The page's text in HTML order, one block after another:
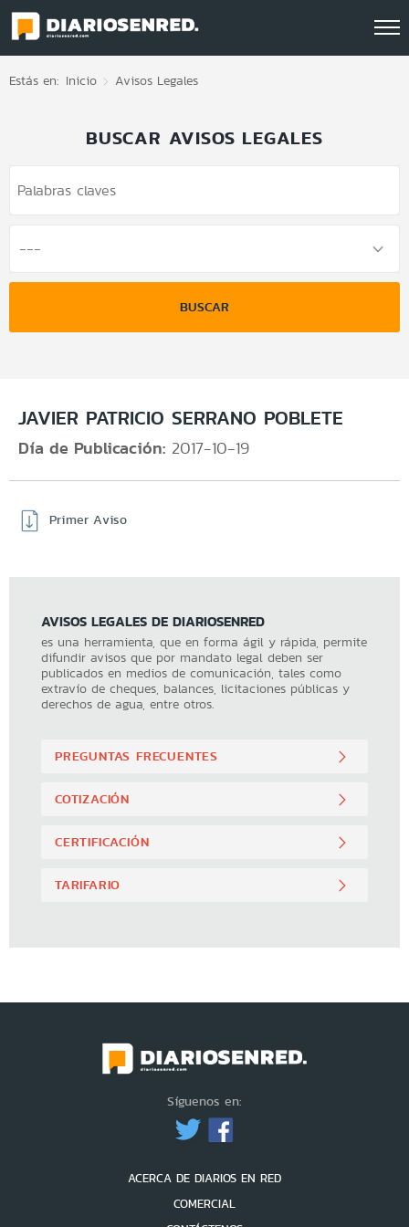
Click acá para ir directamente al contenido
Estás en: Inicio Avisos Legales
BUSCAR AVISOS LEGALES
BUSCAR
JAVIER PATRICIO SERRANO POBLETE
Día de Publicación: 2017-10-19
Primer Aviso
AVISOS LEGALES DE DIARIOSENRED
es una herramienta, que en forma ágil y rápida, permite
difundir avisos que por mandato legal deben ser
publicados en medios de comunicación, tales como
extravío de cheques, balances, licitaciones públicas y
derechos de agua, entre otros.
PREGUNTAS FRECUENTES
COTIZACIÓN
CERTIFICACIÓN
TARIFARIO
Síguenos en:
ACERCA DE DIARIOS EN RED
COMERCIAL